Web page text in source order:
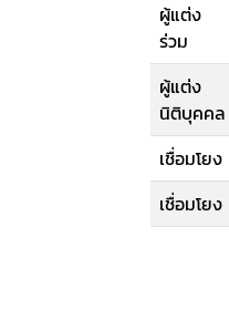
ผู้แต่ง
ร่วม
ผู้แต่ง
นิติบุคคล
เชื่อมโยง
เชื่อมโยง